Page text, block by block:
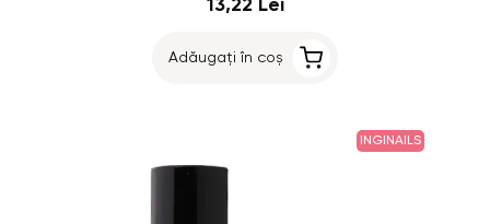
13,22 Lei
Adăugați în coș
INGINAILS